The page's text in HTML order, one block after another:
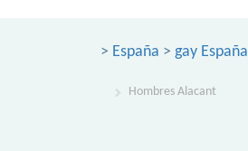
> España > gay España
Hombres Alacant